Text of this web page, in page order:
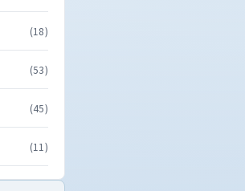
(18)
(53)
(45)
(11)